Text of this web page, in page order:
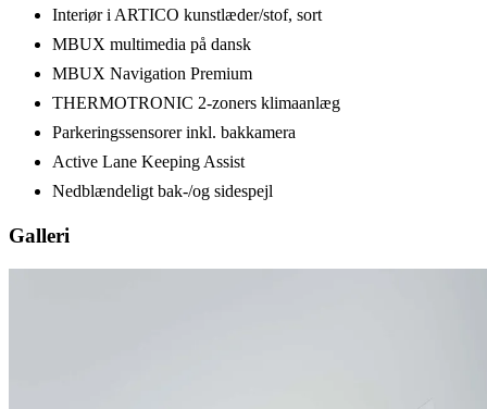
Interiør i ARTICO kunstlæder/stof, sort
MBUX multimedia på dansk
MBUX Navigation Premium
THERMOTRONIC 2-zoners klimaanlæg
Parkeringssensorer inkl. bakkamera
Active Lane Keeping Assist
Nedblændeligt bak-/og sidespejl
Galleri